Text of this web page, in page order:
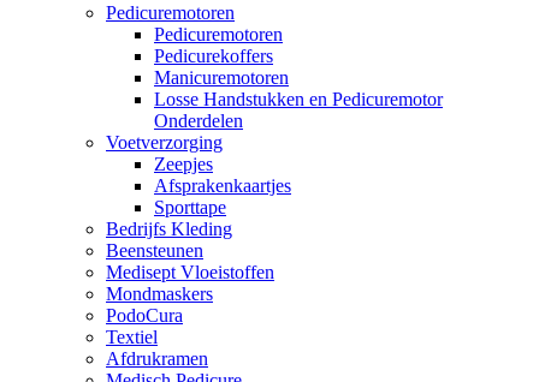
Pedicuremotoren
Pedicuremotoren
Pedicurekoffers
Manicuremotoren
Losse Handstukken en Pedicuremotor
Onderdelen
Voetverzorging
Zeepjes
Afsprakenkaartjes
Sporttape
Bedrijfs Kleding
Beensteunen
Medisept Vloeistoffen
Mondmaskers
PodoCura
Textiel
Afdrukramen